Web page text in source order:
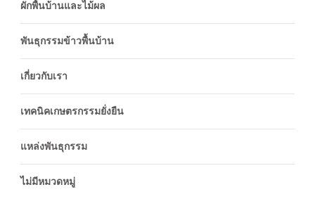
ผักพื้นบ้านและไม้ผล
พันธุกรรมข้าวพื้นบ้าน
เกี่ยวกับเรา
เทคนิคเกษตรกรรมยั่งยืน
แหล่งพันธุกรรม
ไม่มีหมวดหมู่